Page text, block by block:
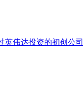
英伟达投资的初创公